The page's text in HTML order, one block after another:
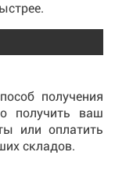
получения
получить ваш
или оплатить
складов.